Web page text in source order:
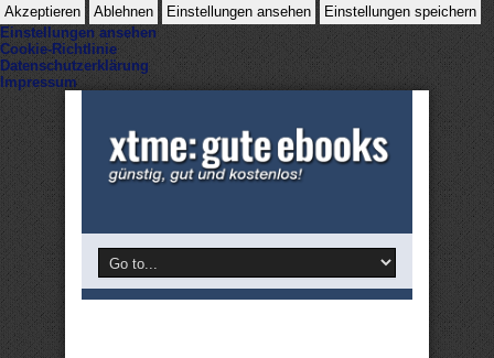
Akzeptieren
Ablehnen Einstellungen ansehen
Einstellungen speichern
Einstellungen ansehen
Cookie-Richtlinie
Datenschutzerklärung
Impressum